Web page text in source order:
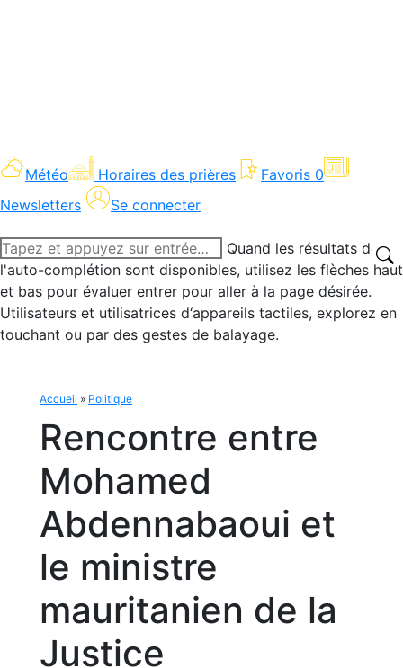
Météo Horaires des prières Favoris 0
Newsletters
Se connecter
Recherche
:
Quand les résultats de
l'auto-complétion sont disponibles, utilisez les flèches haut
et bas pour évaluer entrer pour aller à la page désirée.
Utilisateurs et utilisatrices d‘appareils tactiles, explorez en
touchant ou par des gestes de balayage.
Accueil » Politique
Rencontre entre
Mohamed
Abdennabaoui et
le ministre
mauritanien de la
Justice